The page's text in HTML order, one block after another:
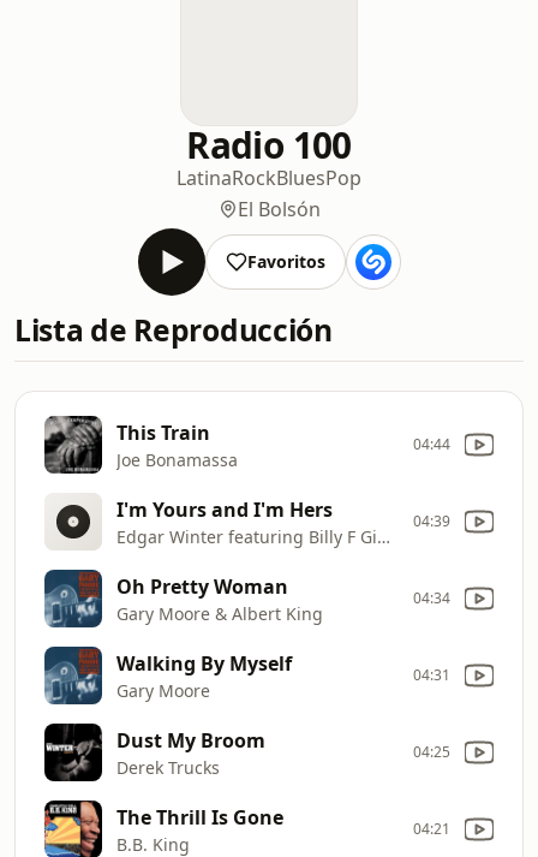
Radio 100
LatinaRockBluesPop
El Bolsón
Favoritos
Lista de Reproducción
This Train
Joe Bonamassa
04:44
I'm Yours and I'm Hers
Edgar Winter featuring Billy F Gibbons and Derek Trucks
04:39
Oh Pretty Woman
Gary Moore & Albert King
04:34
Walking By Myself
Gary Moore
04:31
Dust My Broom
Derek Trucks
04:25
The Thrill Is Gone
B.B. King
04:21